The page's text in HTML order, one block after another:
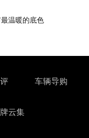
温暖的底色
车辆导购
云集